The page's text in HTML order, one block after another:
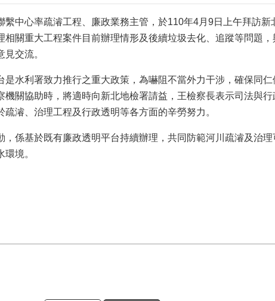
中心率疏濬工程、廉政業務主管，於110年4月9日上午拜訪新
關重大工程案件目前辦理情形及後續垃圾去化、追蹤等問題
交流。
水利署致力推行之重大政策，為嚇阻不當外力干涉，確保同
關協助時，將適時向新北地檢署請益，王檢察長表示司法與
濬、治理工程及行政透明等各方面的辛勞努力。
係基於既有廉政透明平台持續辦理，共同防範河川疏濬及治
境。